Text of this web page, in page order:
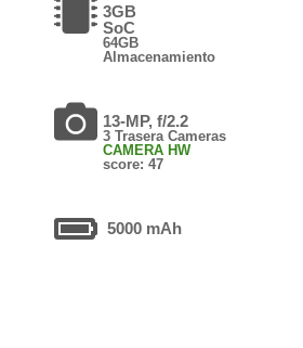
3GB
SoC
64GB
Almacenamiento
13-MP, f/2.2
3 Trasera Cameras
CAMERA HW
score: 47
5000 mAh